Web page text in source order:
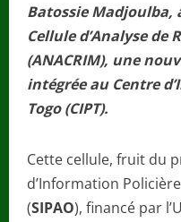
Batossie Madjoulba,
Cellule d’Analyse de
(ANACRIM), une
intégrée au Centre
Togo (CIPT).
Cette cellule, fruit du
d’Information
(SIPAO), financé par